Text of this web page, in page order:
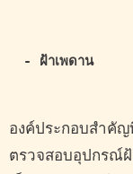
- ฝ้าเพดาน
องค์ประกอบสำคัญ
ตรวจสอบอุปกรณ์